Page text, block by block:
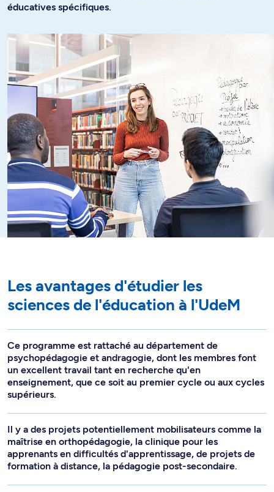
éducatives spécifiques.
Les avantages d'étudier les
sciences de l'éducation à l'UdeM
Ce programme est rattaché au département de
psychopédagogie et andragogie, dont les membres font
un excellent travail tant en recherche qu'en
enseignement, que ce soit au premier cycle ou aux cycles
supérieurs.
Il y a des projets potentiellement mobilisateurs comme la
maîtrise en orthopédagogie, la clinique pour les
apprenants en difficultés d'apprentissage, de projets de
formation à distance, la pédagogie post-secondaire.